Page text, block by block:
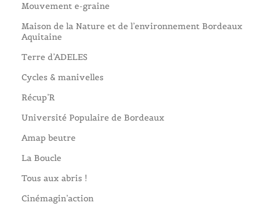
Mouvement e-graine
Maison de la Nature et de l’environnement Bordeaux
Aquitaine
Terre d’ADELES
Cycles & manivelles
Récup’R
Université Populaire de Bordeaux
Amap beutre
La Boucle
Tous aux abris !
Cinémagin’action